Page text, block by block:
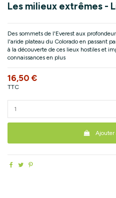
Les milieux extrêmes -
Des sommets de l'Everest aux
l'aride plateau du Colorado en passant
à la découverte de ces lieux hostiles et
connaissances en plus
16,50 €
TTC
Ajouter